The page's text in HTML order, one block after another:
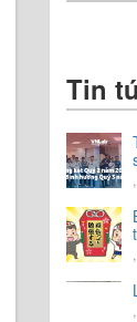
Tin